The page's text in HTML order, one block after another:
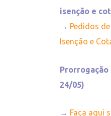
isenção e
→ Pedidos
Isenção e
Prorrogação
24/05)
→ Faça aqui